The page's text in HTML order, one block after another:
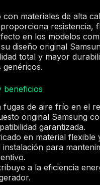
con materiales de alta
resistencia,
en los modelos
diseño original
total y mayor
genéricos.
beneficios
fugas de aire frío en el
original Samsung
garantizada.
en material flexible
instalación para
a la eficiencia